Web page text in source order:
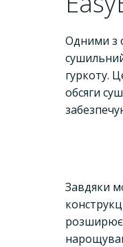
Одними з
гуркоту.
обсяги
Завдяки